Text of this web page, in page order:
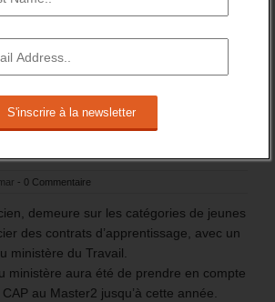
doivent bénéficier de contrats
- 0 Commentaire
demeure sur les catégories de jeunes
des contrats d’apprentissage, avec un
ministère du Travail.
ministère aura été de prendre en compte
au Master2 jusqu’à cette année.